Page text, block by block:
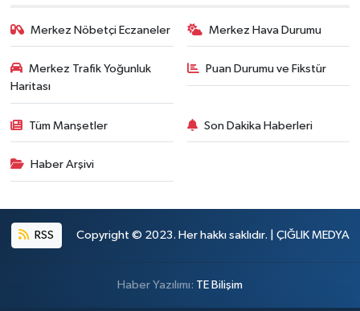
Merkez Nöbetçi Eczaneler Merkez Hava Durumu
Merkez Trafik Yoğunluk
Haritası
Puan Durumu ve Fikstür
Tüm Manşetler Son Dakika Haberleri
Haber Arşivi
RSS Copyright © 2023. Her hakkı saklıdır. | ÇIĞLIK MEDYA
Haber Yazılımı: TE Bilişim